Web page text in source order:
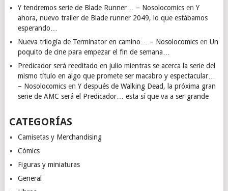
Y tendremos serie de Blade Runner… – Nosolocomicsen Y
ahora, nuevo trailer de Blade runner 2049, lo que estábamos
esperando…
Nueva trilogía de Terminator en camino… – Nosolocomicsen Un
poquito de cine para empezar el fin de semana…
Predicador será reeditado en julio mientras se acerca la serie del
mismo título en algo que promete ser macabro y espectacular…
– Nosolocomicsen Y después de Walking Dead, la próxima gran
serie de AMC será el Predicador… esta sí que va a ser grande
CATEGORÍAS
Camisetas y Merchandising
Cómics
Figuras y miniaturas
General